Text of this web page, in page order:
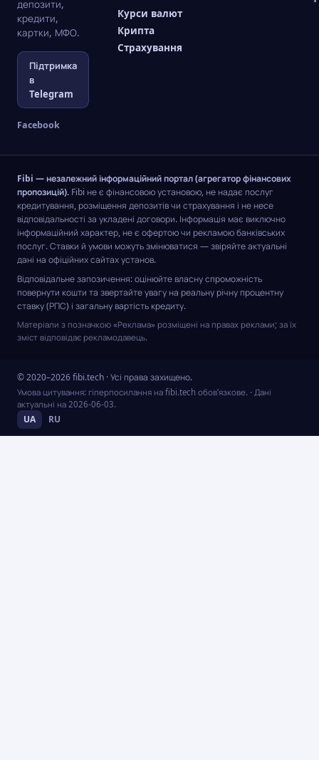
депозити,
кредити,
картки, МФО.
Підтримка
в
Telegram
Facebook
Курси валют
Крипта
Страхування
Fibi — незалежний інформаційний портал (агрегатор фінансових
пропозицій). Fibi не є фінансовою установою, не надає послуг
кредитування, розміщення депозитів чи страхування і не несе
відповідальності за укладені договори. Інформація має виключно
інформаційний характер, не є офертою чи рекламою банківських
послуг. Ставки й умови можуть змінюватися — звіряйте актуальні
дані на офіційних сайтах установ.
Відповідальне запозичення: оцінюйте власну спроможність
повернути кошти та звертайте увагу на реальну річну процентну
ставку (РПС) і загальну вартість кредиту.
Матеріали з позначкою «Реклама» розміщені на правах реклами; за їх
зміст відповідає рекламодавець.
© 2020–2026 fibi.tech · Усі права захищено.
Умова цитування: гіперпосилання на fibi.tech обов’язкове. · Дані
актуальні на 2026-06-03.
UA RU